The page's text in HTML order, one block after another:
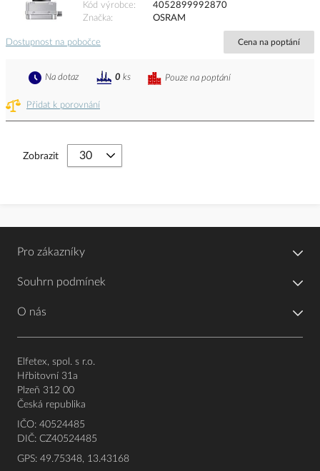
Kód výrobce
4052899992870
Značka
OSRAM
Dostupnost na pobočce Cena na poptání
Přidat k porovnání
Pouze na poptání
Na dotaz 0 ks
Zobrazit
Pro zákazníky
Souhrn podmínek
O nás
Elfetex, spol. s r.o.
Hřbitovní 31a
Plzeň 312 00
Česká republika
IČO: 40524485
DIČ: CZ40524485
GPS: 49.75348, 13.43168